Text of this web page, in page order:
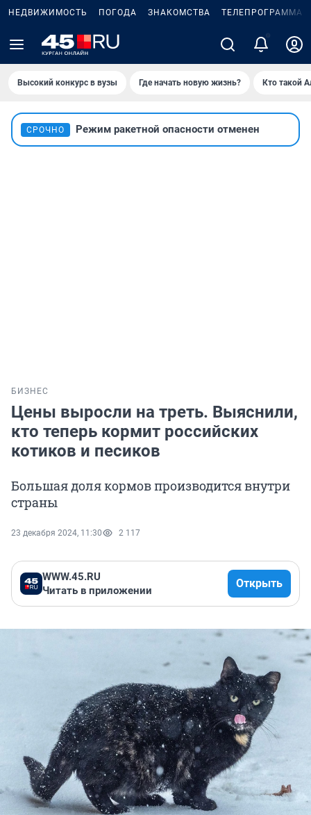
НЕДВИЖИМОСТЬ ПОГОДА ЗНАКОМСТВА ТЕЛЕПРОГРАММА
Высокий конкурс в вузы Где начать новую жизнь? Кто такой
СРОЧНО Режим ракетной опасности отменен
БИЗНЕС
Цены выросли на треть. Выяснили,
кто теперь кормит российских
котиков и песиков
Большая доля кормов производится внутри
страны
23 декабря 2024, 11:30 2 117
WWW.45.RU
Читать в приложении
Открыть